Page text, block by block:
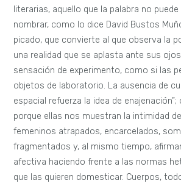
literarias, aquello que la palabra no
nombrar, como lo dice David Bustos
picado, que convierte al que observa la
una realidad que se aplasta ante sus
sensación de experimento, como si las
objetos de laboratorio. La ausencia de
espacial refuerza la idea de
porque ellas nos muestran la intimidad
femeninos atrapados, encarcelados,
fragmentados y, al mismo tiempo,
afectiva haciendo frente a las normas
que las quieren domesticar. Cuerpos,